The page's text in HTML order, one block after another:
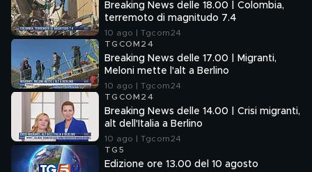
Breaking News delle 18.00 | Colombia,
terremoto di magnitudo 7.4
10 ago | Tgcom24
TGCOM24
Breaking News delle 17.00 | Migranti,
Meloni mette l'alt a Berlino
10 ago | Tgcom24
TGCOM24
Breaking News delle 14.00 | Crisi migranti,
alt dell'Italia a Berlino
10 ago | Tgcom24
TG5
Edizione ore 13.00 del 10 agosto